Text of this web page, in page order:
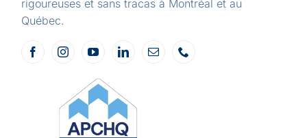
rigoureuses et sans tracas à Montréal et au
Québec.